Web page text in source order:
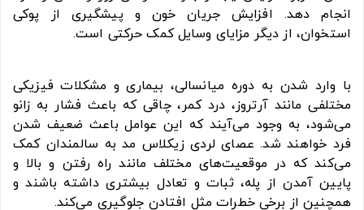
انجام دهد. افزایش جریان خون و پیشگیری از پوکی
استخوان، از دیگر مزایای وسایل کمک حرکتی است.
با وارد شدن به دوره میانسالی، بیماری و مشکلات فیزیکی
مختلفی مانند آرتروز، درد کمر، چاقی که باعث فشار به زانو
می‌شود، به وجود می‌آیند که این عوامل باعث ضعیف شدن
فرد خواهند شد. عصای لردی زیکلاس مد به سالمندان کمک
می‌کند که در موقعیت‌های مختلف مانند راه رفتن و بالا و
پایین آمدن از پله، ثبات و تعادل بیشتری داشته باشند و
همچنین از برخی خطرات مثل افتادن جلوگیری می‌کند.